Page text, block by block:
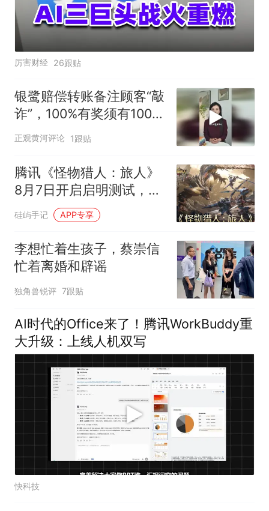
厉害财经 26跟贴
银鹭赔偿转账备注顾客“敲
诈”，100%有奖须有100%
的担当
正观黄河评论 1跟贴
腾讯《怪物猎人：旅人》
8月7日开启启明测试，仅
限安卓骁龙845+
硅屿手记 APP专享
李想忙着生孩子，蔡崇信
忙着离婚和辟谣
独角兽锐评 7跟贴
AI时代的Office来了！腾讯WorkBuddy重
大升级：上线人机双写
快科技